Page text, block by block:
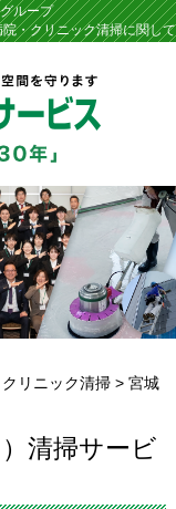
ループ
院・クリニック清掃に関して
リニック清掃> 宮城
清掃サービ